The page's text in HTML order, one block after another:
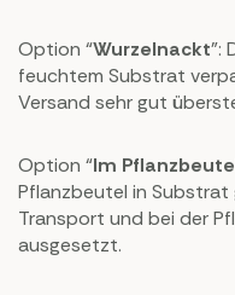
Frischverzehr sowie zur
selbstbestäubend
Befruchtersorte, zum
geeignete
humusreichem und
guten Ertragsleistung ist
Hausgärten,
Anbauregionen.
Option “Wurzelnackt”:
feuchtem Substrat
Versand sehr gut
Option “Im
Pflanzbeutel in
Transport und bei der
ausgesetzt.